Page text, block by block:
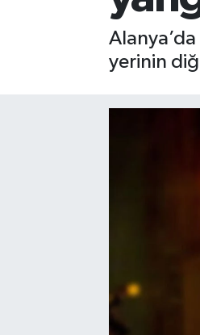
yerinin
Gizlilik İlkeleri - Privacy